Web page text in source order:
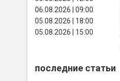
06.08.2026 | 09:00
05.08.2026 | 18:00
05.08.2026 | 15:00
последние статьи